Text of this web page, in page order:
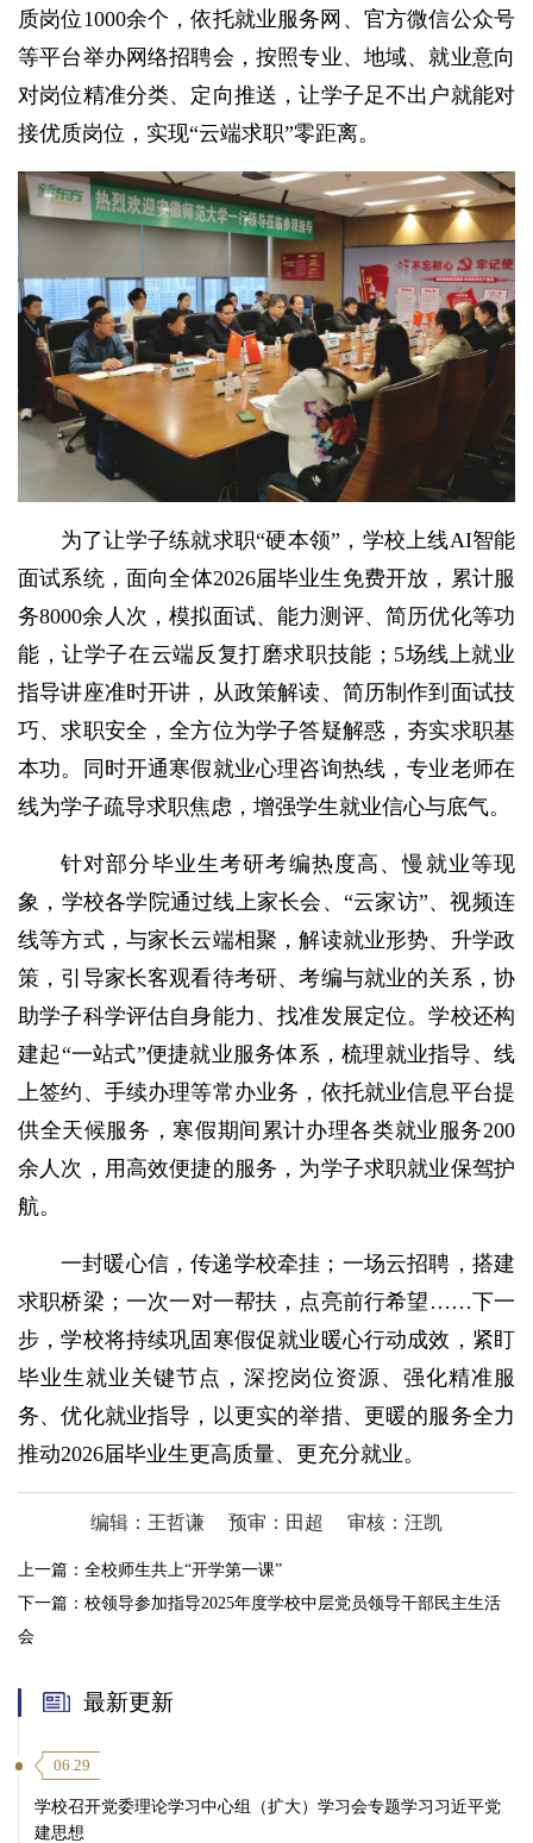
质岗位1000余个，依托就业服务网、官方微信公众号
等平台举办网络招聘会，按照专业、地域、就业意向
对岗位精准分类、定向推送，让学子足不出户就能对
接优质岗位，实现“云端求职”零距离。
为了让学子练就求职“硬本领”，学校上线AI智能
面试系统，面向全体2026届毕业生免费开放，累计服
务8000余人次，模拟面试、能力测评、简历优化等功
能，让学子在云端反复打磨求职技能；5场线上就业
指导讲座准时开讲，从政策解读、简历制作到面试技
巧、求职安全，全方位为学子答疑解惑，夯实求职基
本功。同时开通寒假就业心理咨询热线，专业老师在
线为学子疏导求职焦虑，增强学生就业信心与底气。
针对部分毕业生考研考编热度高、慢就业等现
象，学校各学院通过线上家长会、“云家访”、视频连
线等方式，与家长云端相聚，解读就业形势、升学政
策，引导家长客观看待考研、考编与就业的关系，协
助学子科学评估自身能力、找准发展定位。学校还构
建起“一站式”便捷就业服务体系，梳理就业指导、线
上签约、手续办理等常办业务，依托就业信息平台提
供全天候服务，寒假期间累计办理各类就业服务200
余人次，用高效便捷的服务，为学子求职就业保驾护
航。
一封暖心信，传递学校牵挂；一场云招聘，搭建
求职桥梁；一次一对一帮扶，点亮前行希望……下一
步，学校将持续巩固寒假促就业暖心行动成效，紧盯
毕业生就业关键节点，深挖岗位资源、强化精准服
务、优化就业指导，以更实的举措、更暖的服务全力
推动2026届毕业生更高质量、更充分就业。
编辑：王哲谦 预审：田超 审核：汪凯
上一篇： 全校师生共上“开学第一课”
下一篇： 校领导参加指导2025年度学校中层党员领导干部民主生活
会
最新更新
06.29
学校召开党委理论学习中心组（扩大）学习会专题学习习近平党
建思想